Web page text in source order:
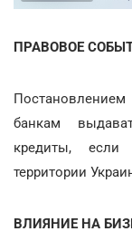
ПРАВОВОЕ
банкам
кредиты, если
территории
ВЛИЯНИЕ НА